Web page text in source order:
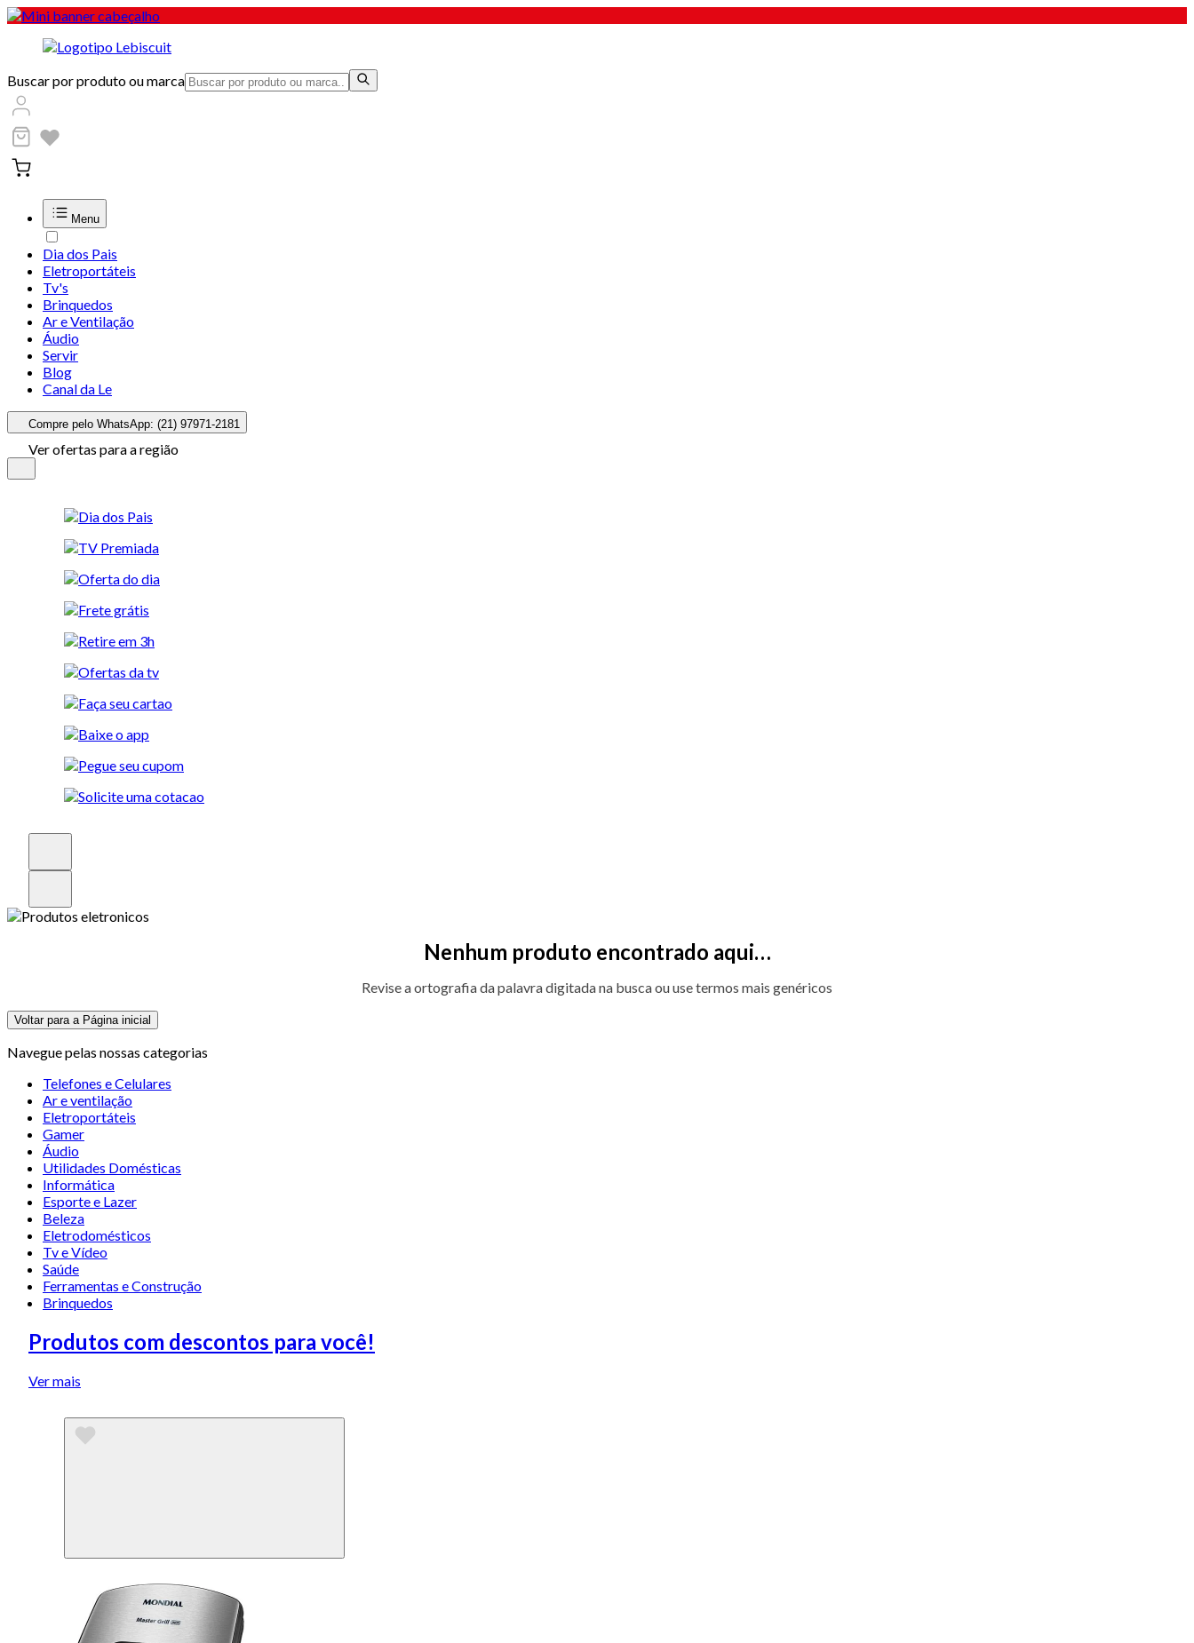
Buscar por produto ou marca
Menu
Dia dos Pais
Eletroportáteis
Tv's
Brinquedos
Ar e Ventilação
Áudio
Servir
Blog
Canal da Le
Compre pelo WhatsApp: (21) 97971-2181
Ver ofertas para a região
Nenhum produto encontrado aqui…
Revise a ortografia da palavra digitada na busca ou use termos mais genéricos
Voltar para a Página inicial
Navegue pelas nossas categorias
Telefones e Celulares
Ar e ventilação
Eletroportáteis
Gamer
Áudio
Utilidades Domésticas
Informática
Esporte e Lazer
Beleza
Eletrodomésticos
Tv e Vídeo
Saúde
Ferramentas e Construção
Brinquedos
Produtos com descontos para você!
Ver mais